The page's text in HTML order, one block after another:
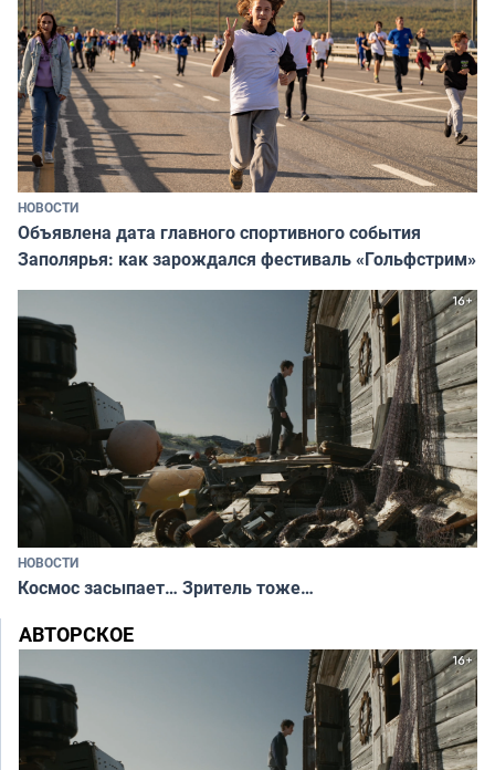
НОВОСТИ
Объявлена дата главного спортивного события
Заполярья: как зарождался фестиваль «Гольфстрим»
НОВОСТИ
Космос засыпает… Зритель тоже…
АВТОРСКОЕ